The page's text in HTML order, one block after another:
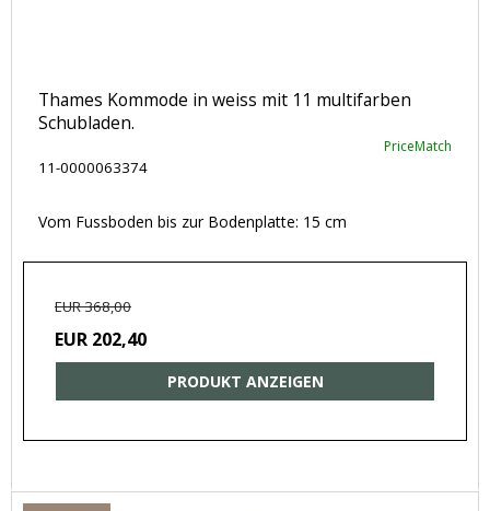
Thames Kommode in weiss mit 11 multifarben
Schubladen.
PriceMatch
11-0000063374
Vom Fussboden bis zur Bodenplatte: 15 cm
EUR 368,00
EUR 202,40
PRODUKT ANZEIGEN